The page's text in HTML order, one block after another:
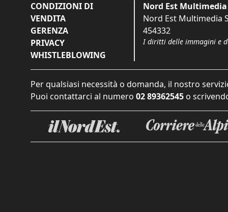
CONDIZIONI DI
VENDITA
GERENZA
PRIVACY
WHISTLEBLOWING
Nord Est Multimedia
Nord Est Multimedia
454332
I diritti delle immagini e
Per qualsiasi necessità o domanda, il nostro
Puoi contattarci al numero 02 89362545 o